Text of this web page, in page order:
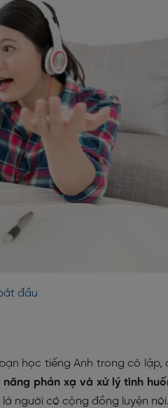
đầu
học tiếng Anh trong cô lập,
phản xạ và xử lý tình
người có cộng đồng luyện nói.